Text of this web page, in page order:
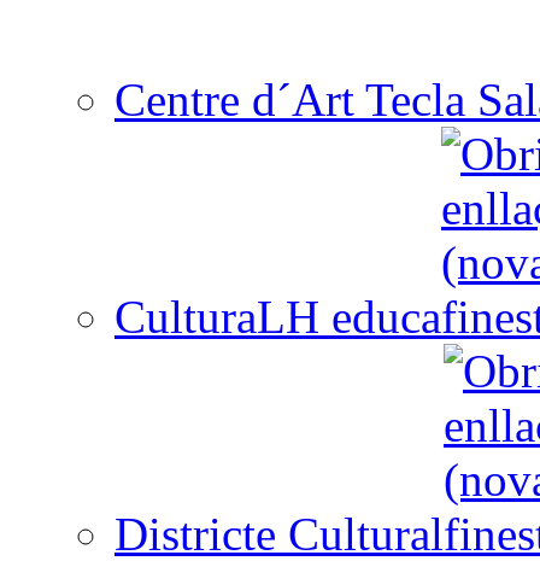
Centre d´Art Tecla
CulturaLH educa
Districte Cultural